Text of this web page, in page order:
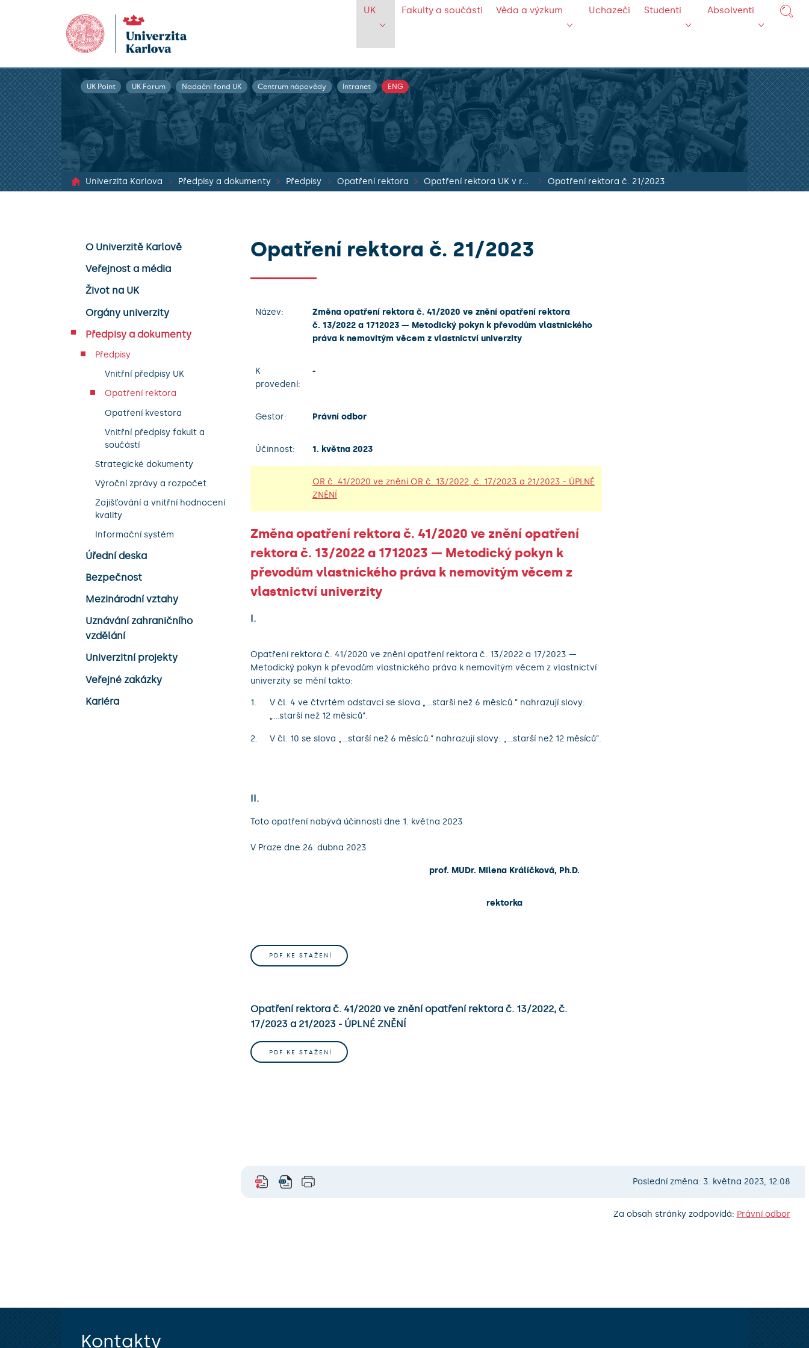
UK Fakulty a součásti Věda a výzkum Uchazeči Studenti Absolventi
UK Point UK Forum Nadační fond UK Centrum nápovědy Intranet ENG
Univerzita Karlova Předpisy a dokumenty Předpisy Opatření rektora Opatření rektora UK v roce 2023 Opatření rektora č. 21/2023
O Univerzitě Karlově
Veřejnost a média
Život na UK
Orgány univerzity
Předpisy a dokumenty
Předpisy
Vnitřní předpisy UK
Opatření rektora
Opatření kvestora
Vnitřní předpisy fakult a
součástí
Strategické dokumenty
Výroční zprávy a rozpočet
Zajišťování a vnitřní hodnocení
kvality
Informační systém
Úřední deska
Bezpečnost
Mezinárodní vztahy
Uznávání zahraničního
vzdělání
Univerzitní projekty
Veřejné zakázky
Kariéra
Opatření rektora č. 21/2023
Název:
Změna opatření rektora č. 41/2020 ve znění opatření rektora
č. 13/2022 a 1712023 — Metodický pokyn k převodům vlastnického
práva k nemovitým věcem z vlastnictví univerzity
K
provedení:
-
Gestor: Právní odbor
Účinnost: 1. května 2023
OR č. 41/2020 ve znění OR č. 13/2022, č. 17/2023 a 21/2023 - ÚPLNÉ
ZNĚNÍ
Změna opatření rektora č. 41/2020 ve znění opatření
rektora č. 13/2022 a 1712023 — Metodický pokyn k
převodům vlastnického práva k nemovitým věcem z
vlastnictví univerzity
I.
Opatření rektora č. 41/2020 ve znění opatření rektora č. 13/2022 a 17/2023 —
Metodický pokyn k převodům vlastnického práva k nemovitým věcem z vlastnictví
univerzity se mění takto:
V čl. 4 ve čtvrtém odstavci se slova „...starší než 6 měsíců.” nahrazují slovy:
„...starší než 12 měsíců”.
V čl. 10 se slova „...starší než 6 měsíců.” nahrazují slovy: „...starší než 12 měsíců”.
II.
Toto opatření nabývá účinnosti dne 1. května 2023
V Praze dne 26. dubna 2023
prof. MUDr. Milena Králíčková, Ph.D.
rektorka
.PDF KE STAŽENÍ
Opatření rektora č. 41/2020 ve znění opatření rektora č. 13/2022, č.
17/2023 a 21/2023 - ÚPLNÉ ZNĚNÍ
.PDF KE STAŽENÍ
Poslední změna: 3. května 2023, 12:08
Za obsah stránky zodpovídá: Právní odbor
Kontakty